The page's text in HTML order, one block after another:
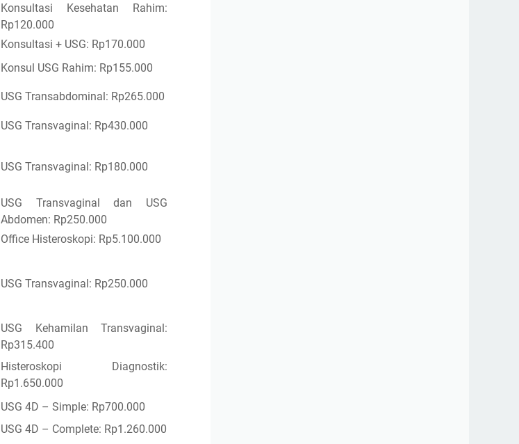
Konsultasi Kesehatan Rahim:
Rp120.000
Konsultasi + USG: Rp170.000
Konsul USG Rahim: Rp155.000
USG Transabdominal: Rp265.000
USG Transvaginal: Rp430.000
USG Transvaginal: Rp180.000
USG Transvaginal dan USG
Abdomen: Rp250.000
Office Histeroskopi: Rp5.100.000
USG Transvaginal: Rp250.000
USG Kehamilan Transvaginal:
Rp315.400
Histeroskopi Diagnostik:
Rp1.650.000
USG 4D – Simple: Rp700.000
USG 4D – Complete: Rp1.260.000